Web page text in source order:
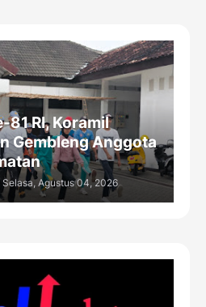
81 RI, Koramil
Gembleng Anggota
Selasa, Agustus 04, 2026